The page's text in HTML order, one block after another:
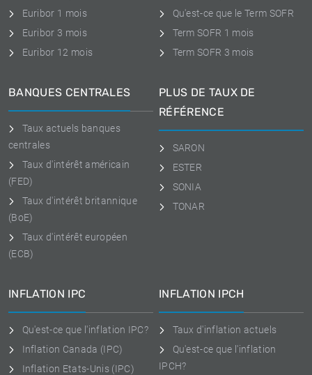
Euribor 1 mois
Euribor 3 mois
Euribor 12 mois
Qu'est-ce que le Term SOFR
Term SOFR 1 mois
Term SOFR 3 mois
BANQUES CENTRALES
Taux actuels banques
centrales
Taux d'intérêt américain
(FED)
Taux d'intérêt britannique
(BoE)
Taux d'intérêt européen
(ECB)
PLUS DE TAUX DE
RÉFÉRENCE
SARON
ESTER
SONIA
TONAR
INFLATION IPC
Qu'est-ce que l'inflation IPC?
Inflation Canada (IPC)
Inflation Etats-Unis (IPC)
INFLATION IPCH
Taux d'inflation actuels
Qu'est-ce que l'inflation
IPCH?